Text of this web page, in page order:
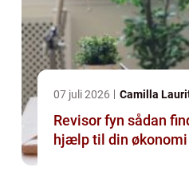
07 juli 2026 Camilla
Revisor fyn sådan finder du den rigtige
hjælp til din økonomi